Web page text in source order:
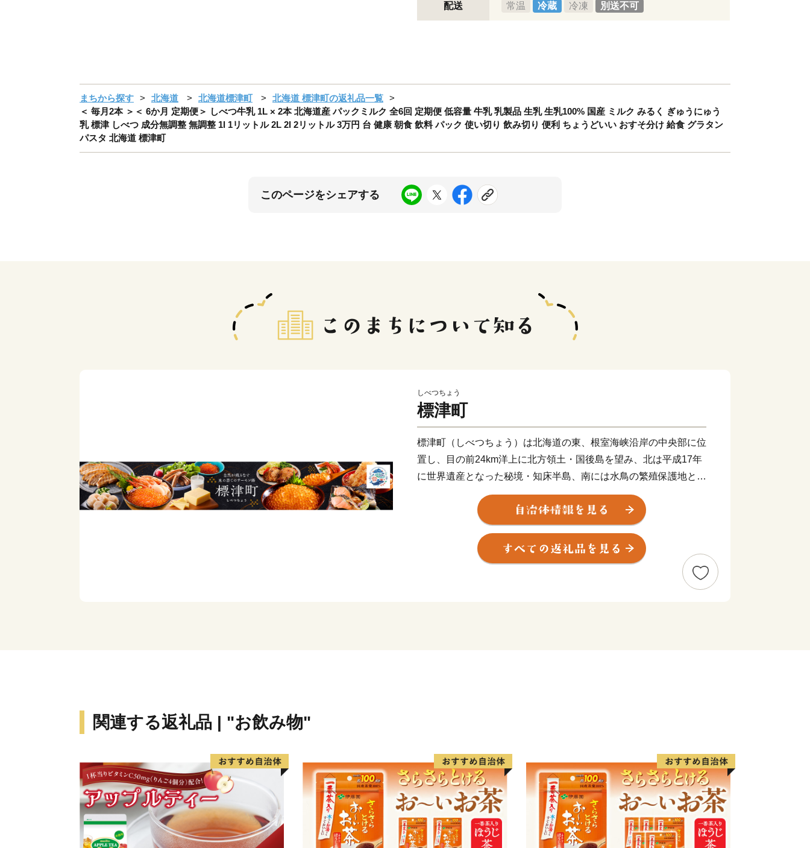
配送 常温 冷蔵 冷凍 別送不可
まちから探す 北海道 北海道標津町
北海道 標津町の返礼品一覧
＜ 毎月2本 ＞＜ 6か月 定期便＞ しべつ牛乳 1L × 2本 北海道産 パックミルク 全6回 定期便 低容量 牛乳 乳製品 生乳 生乳100% 国産 ミルク みるく ぎゅうにゅう
乳 標津 しべつ 成分無調整 無調整 1l 1リットル 2L 2l 2リットル 3万円 台 健康 朝食 飲料 パック 使い切り 飲み切り 便利 ちょうどいい おすそ分け 給食 グラタン
パスタ 北海道 標津町
このページをシェアする
しべつちょう
標津町
標津町（しべつちょう）は北海道の東、根室海峡沿岸の中央部に位
置し、目の前24km洋上に北方領土・国後島を望み、北は平成17年
に世界遺産となった秘境・知床半島、南には水鳥の繁殖保護地とし
て「ラムサール条約」による登録湿地となった原生花園と野鳥の宝
庫・野付半島に囲まれ、知床連山の裾野に広がる平野部には大酪農
郷が形成されるなど、風光明媚な地です。町の面積は624.69平方
キロメートル、地形は釧路湿原から広がる根釧原野の終着地として
の平野と知床連山の基部となる山並みなど海、山、川、平野の多様
な地勢を有し、北海道らしい雄大で豊かな自然環境のもと、国内屈
関連する返礼品 | "お飲み物"